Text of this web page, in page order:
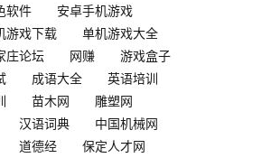
软件
安卓手机游戏
游戏下载
单机游戏大全
庄论坛 网赚
游戏盒子
成语大全
英语培训
苗木网
雕塑网
汉语词典
中国机械网
道德经
保定人才网